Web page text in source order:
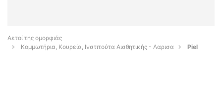
Αετοί της ομορφιάς
Κομμωτήρια, Κουρεία, Ινστιτούτα Αισθητικής - Λαρισα
Piel